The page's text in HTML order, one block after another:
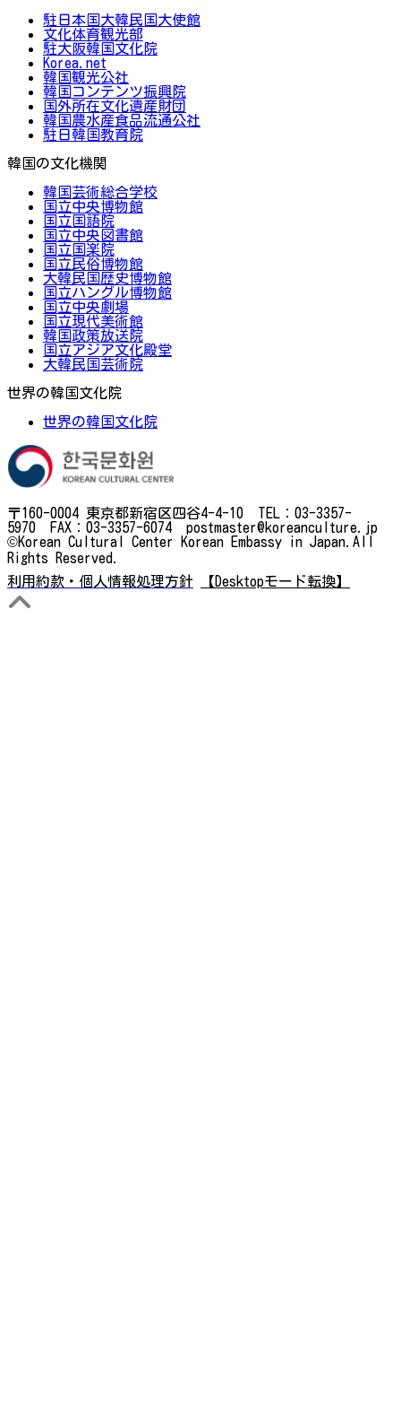
駐日本国大韓民国大使館
文化体育観光部
駐大阪韓国文化院
Korea.net
韓国観光公社
韓国コンテンツ振興院
国外所在文化遺産財団
韓国農水産食品流通公社
駐日韓国教育院
韓国の文化機関
韓国芸術総合学校
国立中央博物館
国立国語院
国立中央図書館
国立国楽院
国立民俗博物館
大韓民国歴史博物館
国立ハングル博物館
国立中央劇場
国立現代美術館
韓国政策放送院
国立アジア文化殿堂
大韓民国芸術院
世界の韓国文化院
世界の韓国文化院
〒160-0004 東京都新宿区四谷4-4-10 TEL：03-3357-
5970 FAX：03-3357-6074 postmaster@koreanculture.jp
©Korean Cultural Center Korean Embassy in Japan.All
Rights Reserved.
利用約款・個人情報処理方針
【Desktopモード転換】